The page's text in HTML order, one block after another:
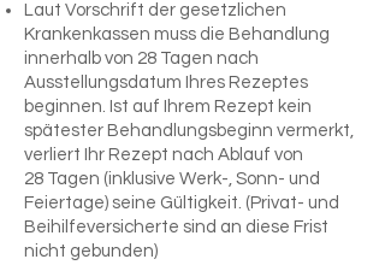
Laut Vorschrift der gesetzlichen
Krankenkassen muss die Behandlung
innerhalb von 28 Tagen nach
Ausstellungsdatum Ihres Rezeptes
beginnen. Ist auf Ihrem Rezept kein
spätester Behandlungsbeginn vermerkt,
verliert Ihr Rezept nach Ablauf von
28 Tagen (inklusive Werk-, Sonn- und
Feiertage) seine Gültigkeit. (Privat- und
Beihilfeversicherte sind an diese Frist
nicht gebunden)